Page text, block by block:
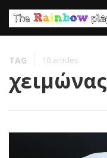
TAG 10 articles
χειμώνας